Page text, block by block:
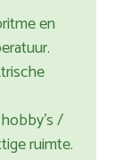
en
/
ruimte.